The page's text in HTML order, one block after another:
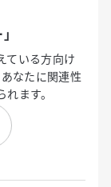
ている方向け
なたに関連性
ます。